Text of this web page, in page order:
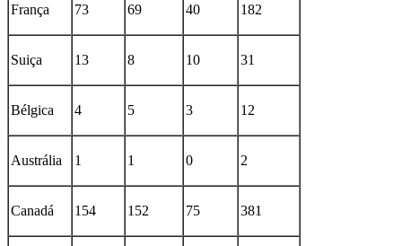
França 73 69 40 182
Suiça 13 8 10 31
Bélgica 4 5 3 12
Austrália 1 1 0 2
Canadá 154 152 75 381